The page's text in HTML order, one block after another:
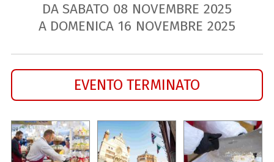
DA SABATO 08 NOVEMBRE 2025
A DOMENICA 16 NOVEMBRE 2025
EVENTO TERMINATO